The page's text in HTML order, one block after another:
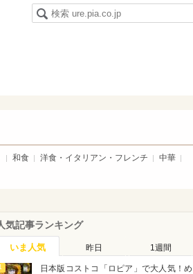
和食 洋食・イタリアン・フレンチ
中華
気記事ランキング
いま人気 昨日 1週間
日本版コストコ「ロピア」で大人気！め